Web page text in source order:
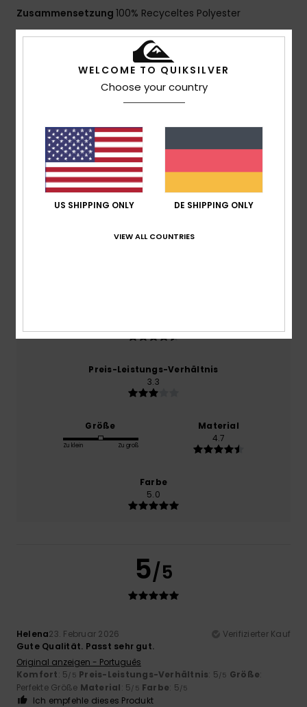
Zusammensetzung 100% Recyceltes Polyester
Versand & Rückversand
Kundenbewertungen
Durchschnittliche Bewertung
4.7/5
Preis-Leistungs-Verhältnis
3.3
Größe
Zu klein Zu groß
Material
4.7
Farbe
5.0
5/5
Helena23. Februar 2026
Verifizierter Kauf
Gute Qualität. Passt sehr gut.
Original anzeigen - Português
Komfort: 5/5 Preis-Leistungs-Verhältnis: 5/5 Größe:
Perfekte Größe Material: 5/5 Farbe: 5/5
Ich empfehle dieses Produkt
WELCOME TO QUIKSILVER
Choose your country
US SHIPPING ONLY DE SHIPPING ONLY
VIEW ALL COUNTRIES